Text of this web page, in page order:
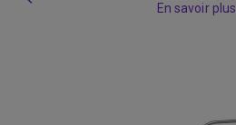
En savoir plus